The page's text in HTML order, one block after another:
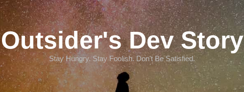
Outsider's Dev Story
Stay Hungry. Stay Foolish. Don't Be Satisfied.